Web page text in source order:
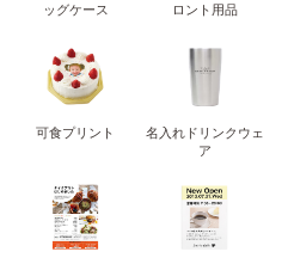
ッグケース
ロント用品
可食プリント
名入れドリンクウェ
ア